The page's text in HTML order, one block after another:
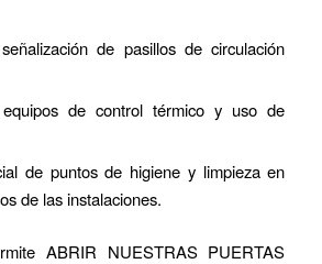
de pasillos de circulación
de control térmico y uso de
de puntos de higiene y limpieza en
de las instalaciones.
ABRIR NUESTRAS PUERTAS